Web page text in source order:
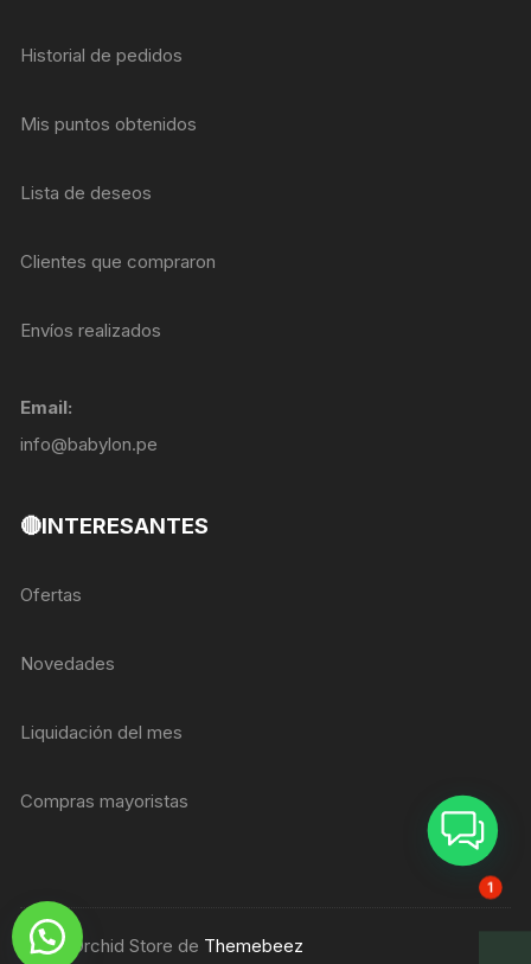
Historial de pedidos
Mis puntos obtenidos
Lista de deseos
Clientes que compraron
Envíos realizados
Email:
info@babylon.pe
🔴INTERESANTES
Ofertas
Novedades
Liquidación del mes
Compras mayoristas
Tema Orchid Store de Themebeez
1